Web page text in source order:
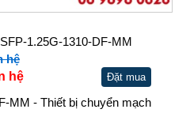
1.25G-1310-DF-MM
hệ
hệ Đặt mua
MM - Thiết bị chuyển mạch